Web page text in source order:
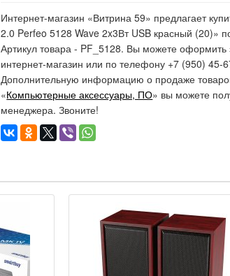
Интернет-магазин «Витрина 59» предлагает
2.0 Perfeo 5128 Wave 2x3Вт USB красный (20)»
Артикул товара - PF_5128. Вы можете оформить
интернет-магазин или по телефону +7 (950) 45-
Дополнительную информацию о продаже
«Компьютерные аксессуары, ПО» вы можете
менеджера. Звоните!